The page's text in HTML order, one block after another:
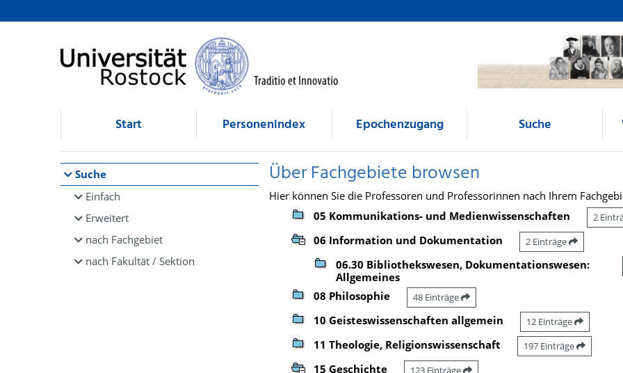
Browsen
direkt zum Inhalt
Start Personenindex Epochenzugang Suche
Suche
Einfach
Erweitert
nach Fachgebiet
nach Fakultät / Sektion
Über Fachgebiete browsen
Hier können Sie die Professoren und Professorinnen nach Ihrem
05 Kommunikations- und Medienwissenschaften
2
06 Information und Dokumentation 2 Einträge
06.30 Bibliothekswesen, Dokumentationswesen:
Allgemeines
08 Philosophie 48 Einträge
10 Geisteswissenschaften allgemein 12 Einträge
11 Theologie, Religionswissenschaft 197 Einträge
15 Geschichte 123 Einträge